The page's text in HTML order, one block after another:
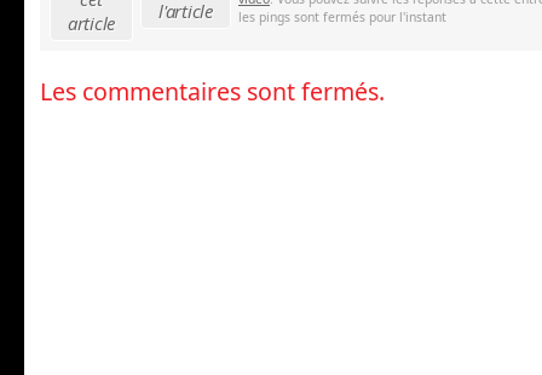
article
l'article
les pings sont fermés pour l'instant
Les commentaires sont fermés.